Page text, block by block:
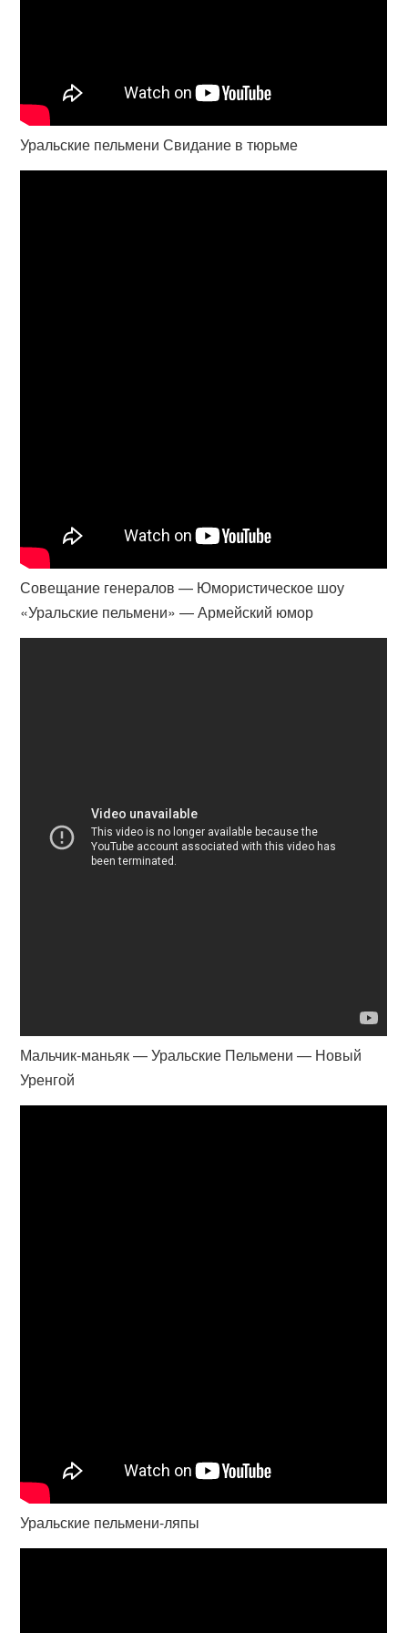
Уральские пельмени Свидание в тюрьме
Совещание генералов — Юмористическое шоу
«Уральские пельмени» — Армейский юмор
Мальчик-маньяк — Уральские Пельмени — Новый
Уренгой
Уральские пельмени-ляпы